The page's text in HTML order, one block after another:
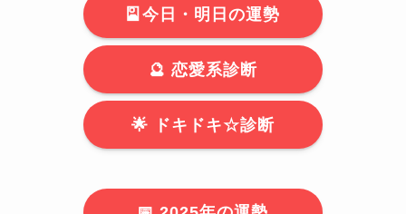
🎴今日・明日の運勢
🔮 恋愛系診断
🌟 ドキドキ☆診断